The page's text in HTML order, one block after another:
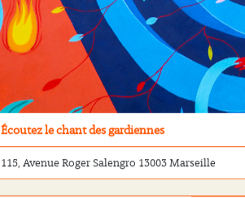
Écoutez le chant des gardiennes
115, Avenue Roger Salengro 13003 Marseille